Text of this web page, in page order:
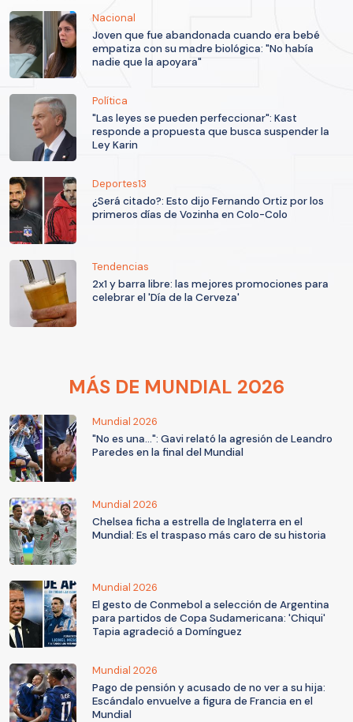
Nacional
Joven que fue abandonada cuando era bebé
empatiza con su madre biológica: "No había
nadie que la apoyara"
Política
"Las leyes se pueden perfeccionar": Kast
responde a propuesta que busca suspender la
Ley Karin
Deportes13
¿Será citado?: Esto dijo Fernando Ortiz por los
primeros días de Vozinha en Colo-Colo
Tendencias
2x1 y barra libre: las mejores promociones para
celebrar el 'Día de la Cerveza'
MÁS DE MUNDIAL 2026
Mundial 2026
"No es una...": Gavi relató la agresión de Leandro
Paredes en la final del Mundial
Mundial 2026
Chelsea ficha a estrella de Inglaterra en el
Mundial: Es el traspaso más caro de su historia
Mundial 2026
El gesto de Conmebol a selección de Argentina
para partidos de Copa Sudamericana: 'Chiqui'
Tapia agradeció a Domínguez
Mundial 2026
Pago de pensión y acusado de no ver a su hija:
Escándalo envuelve a figura de Francia en el
Mundial